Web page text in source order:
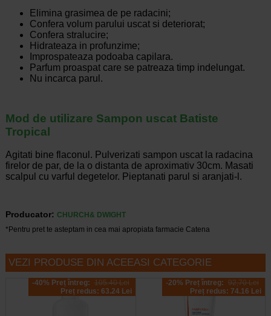
Elimina grasimea de pe radacini;
Confera volum parului uscat si deteriorat;
Confera stralucire;
Hidrateaza in profunzime;
Improspateaza podoaba capilara.
Parfum proaspat care se patreaza timp indelungat.
Nu incarca parul.
Mod de utilizare Sampon uscat Batiste
Tropical
Agitati bine flaconul. Pulverizati sampon uscat la radacina
firelor de par, de la o distanta de aproximativ 30cm. Masati
scalpul cu varful degetelor. Pieptanati parul si aranjati-l.
Producator: CHURCH& DWIGHT
*Pentru pret te asteptam in cea mai apropiata farmacie Catena
VEZI PRODUSE DIN ACEEASI CATEGORIE
-40% Preț întreg: 105.40 Lei
Preț redus: 63.24 Lei
-20% Preț întreg: 92,70 Lei
Preț redus: 74.16 Lei